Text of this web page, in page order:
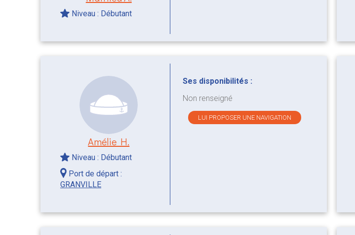
Niveau : Débutant
Amélie H.
Niveau : Débutant
Port de départ :
GRANVILLE
Ses disponibilités :
Non renseigné
LUI PROPOSER UNE NAVIGATION